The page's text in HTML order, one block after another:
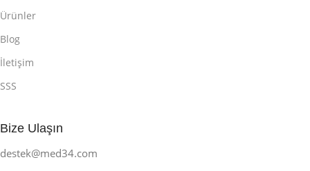
Ürünler
Blog
İletişim
SSS
Bize Ulaşın
destek@med34.com